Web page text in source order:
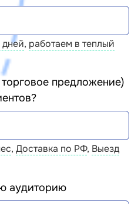
, работаем в теплый
предложение)
, Доставка по РФ, Выезд
аудиторию